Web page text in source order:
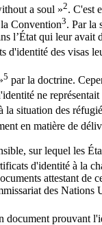
a soul »2. C'est
Convention3. Par la
l’État qui leur
d'identité des visas
5 par la doctrine.
ne
situation des
en matière de
sur lequel les
d'identité à la
attestant de
des Nations
prouvant